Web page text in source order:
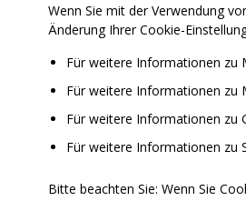
Wenn Sie mit der Verwendung
Änderung Ihrer Cookie-
Für weitere Informationen zu
Für weitere Informationen zu
Für weitere Informationen zu
Für weitere Informationen zu
Bitte beachten Sie: Wenn Sie